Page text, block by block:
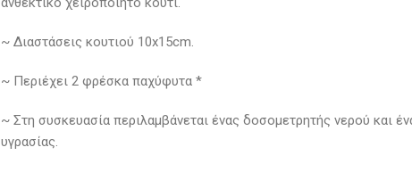
~ Διαστάσεις κουτιού 10x15cm.
~ Περιέχει 2 φρέσκα παχύφυτα *
~ Στη συσκευασία περιλαμβάνεται ένας δοσομετρητής νερού και
υγρασίας.